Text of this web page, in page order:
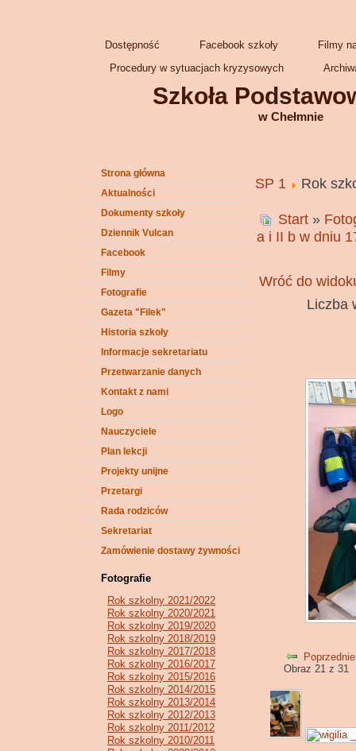
Dostępność Facebook szkoły
Filmy
Procedury w sytuacjach kryzysowych
Szkoła
w Chełmnie
Strona główna
Aktualności
Dokumenty szkoły
Dziennik Vulcan
Facebook
Filmy
Fotografie
Gazeta "Filek"
Historia szkoły
Informacje sekretariatu
Przetwarzanie danych
Kontakt z nami
Logo
Nauczyciele
Plan lekcji
Projekty unijne
Przetargi
Rada rodziców
Sekretariat
Zamówienie dostawy żywności
Fotografie
Rok szkolny 2021/2022
Rok szkolny 2020/2021
Rok szkolny 2019/2020
Rok szkolny 2018/2019
Rok szkolny 2017/2018
Rok szkolny 2016/2017
Rok szkolny 2015/2016
Rok szkolny 2014/2015
Rok szkolny 2013/2014
Rok szkolny 2012/2013
Rok szkolny 2011/2012
Rok szkolny 2010/2011
SP 1 Rok
Start »
a i II b w dniu
Wróć do
Liczba
Poprzednie
Obraz 21 z 31